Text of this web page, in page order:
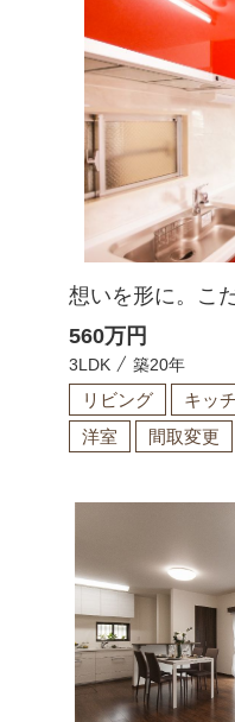
想いを形に。こ
560万円
3LDK 築20年
リビング キッ
洋室
間取変更